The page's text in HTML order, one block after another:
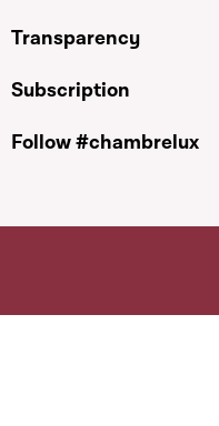
Transparency
Subscription
Follow #chambrelux